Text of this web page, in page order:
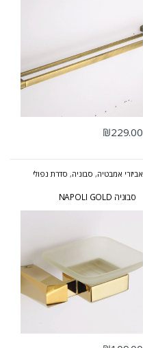
₪229.00
אביזרי אמבטיה, סבוניה, סדרת נפולי
סבוניה NAPOLI GOLD